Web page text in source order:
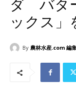
ダ バタ
ックス」
By 農林水産.com 編